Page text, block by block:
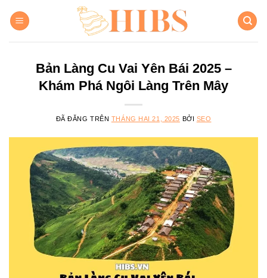
đến
Bản Làng Cu Vai Yên Bái 2025 –
Khám Phá Ngôi Làng Trên Mây
ĐÃ ĐĂNG TRÊN THÁNG HAI 21, 2025 BỞI SEO